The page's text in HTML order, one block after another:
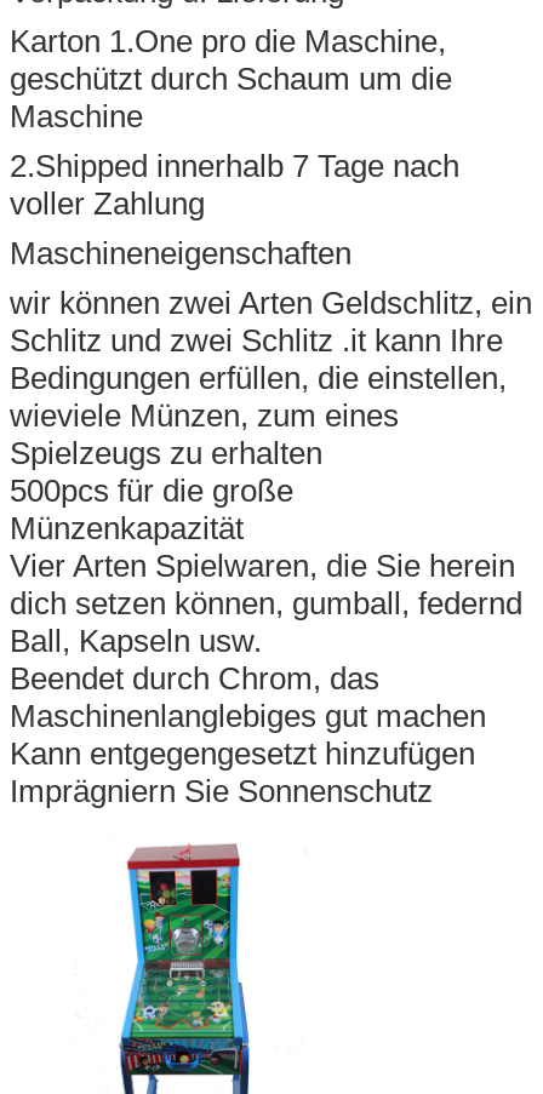
Karton 1.One pro die Maschine,
geschützt durch Schaum um die
Maschine
2.Shipped innerhalb 7 Tage nach
voller Zahlung
Maschineneigenschaften
wir können zwei Arten Geldschlitz, ein
Schlitz und zwei Schlitz .it kann Ihre
Bedingungen erfüllen, die einstellen,
wieviele Münzen, zum eines
Spielzeugs zu erhalten
500pcs für die große
Münzenkapazität
Vier Arten Spielwaren, die Sie herein
dich setzen können, gumball, federnd
Ball, Kapseln usw.
Beendet durch Chrom, das
Maschinenlanglebiges gut machen
Kann entgegengesetzt hinzufügen
Imprägniern Sie Sonnenschutz